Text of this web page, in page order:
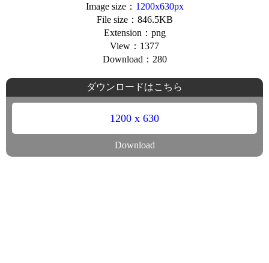
Image size： 1200x630px
File size：846.5KB
Extension：png
View：1377
Download：280
ダウンロードはこちら
1200 x 630
Download